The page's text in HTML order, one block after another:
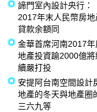
諦門室內設計央行：
2017年末人民幣房地
貸款余額同
金華首席河南2017年
地產投資踰2000億將
續嚴打投
安提阿台南空間設計
地產的冬天與地產圈
三六九等